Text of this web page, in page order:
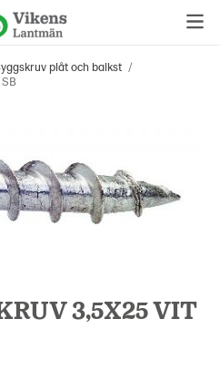
plåt och balkst /
3,5X25 VIT